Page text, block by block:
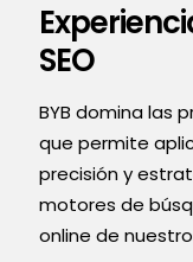
SEO
BYB domina las
que permite
precisión y
motores de
online de